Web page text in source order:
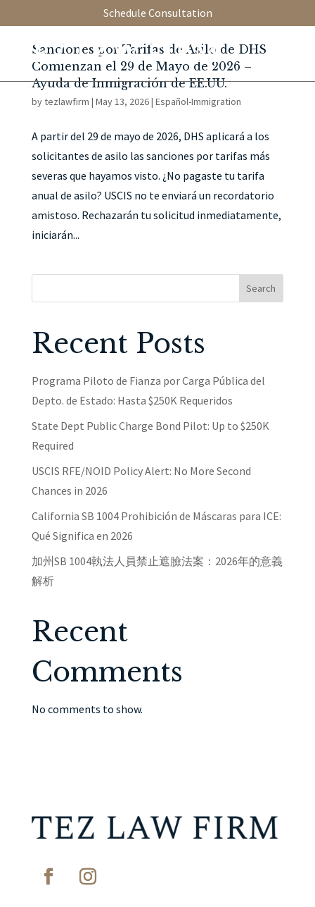
Schedule Consultation
Sanciones por Tarifas de Asilo de DHS
Comienzan el 29 de Mayo de 2026 –
Ayuda de Inmigración de EE.UU.
bytezlawfirm | May 13, 2026| Español-Immigration
A partir del 29 de mayo de 2026, DHS aplicará a los
solicitantes de asilo las sanciones por tarifas más
severas que hayamos visto. ¿No pagaste tu tarifa
anual de asilo? USCIS no te enviará un recordatorio
amistoso. Rechazarán tu solicitud inmediatamente,
iniciarán...
Search
Recent Posts
Programa Piloto de Fianza por Carga Pública del
Depto. de Estado: Hasta $250K Requeridos
State Dept Public Charge Bond Pilot: Up to $250K
Required
USCIS RFE/NOID Policy Alert: No More Second
Chances in 2026
California SB 1004 Prohibición de Máscaras para ICE:
Qué Significa en 2026
加州SB 1004執法人員禁止遮臉法案：2026年的意義
解析
Recent
Comments
No comments to show.